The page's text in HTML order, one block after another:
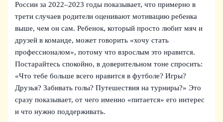
России за 2022–2023 годы показывает, что примерно в
трети случаев родители оценивают мотивацию ребенка
выше, чем он сам. Ребенок, который просто любит мяч и
друзей в команде, может говорить «хочу стать
профессионалом», потому что взрослым это нравится.
Постарайтесь спокойно, в доверительном тоне спросить:
«Что тебе больше всего нравится в футболе? Игры?
Друзья? Забивать голы? Путешествия на турниры?» Это
сразу показывает, от чего именно «питается» его интерес
и что нужно поддерживать.